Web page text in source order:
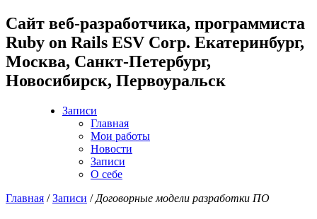
Cайт веб-разработчика, программиста
Ruby on Rails ESV Corp. Екатеринбург,
Москва, Санкт-Петербург,
Новосибирск, Первоуральск
Записи
Главная
Мои работы
Новости
Записи
О себе
Главная /Записи / Договорные модели разработки ПО